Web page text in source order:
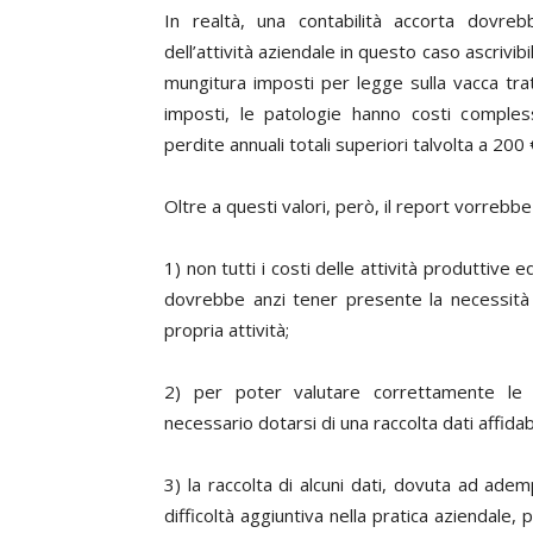
In realtà, una contabilità accorta
dell’attività aziendale in questo caso
mungitura imposti per legge sulla vacca
imposti, le patologie hanno costi
perdite annuali totali superiori talvolta a 200
Oltre a questi valori, però, il report
1) non tutti i costi delle attività produttive
dovrebbe anzi tener presente la
propria attività;
2) per poter valutare correttamente le
necessario dotarsi di una raccolta dati
3) la raccolta di alcuni dati, dovuta ad
difficoltà aggiuntiva nella pratica